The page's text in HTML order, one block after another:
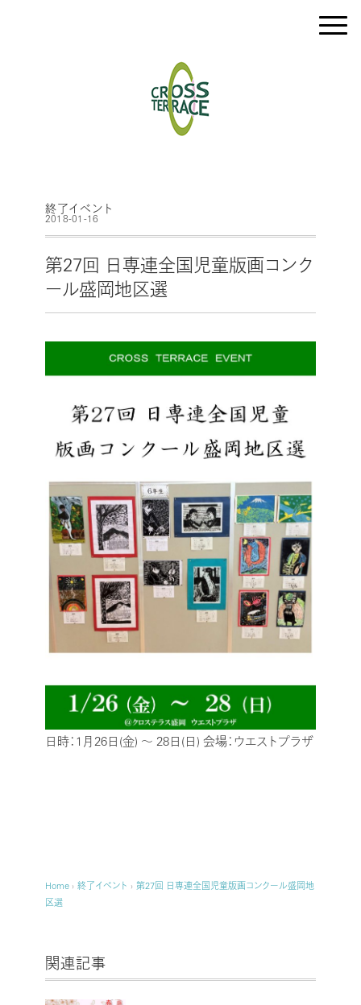
終了イベント
2018-01-16
第27回 日専連全国児童版画コンク
ール盛岡地区選
日時：1月26日(金) ～ 28日(日) 会場：ウエストプラザ
Home › 終了イベント › 第27回 日専連全国児童版画コンクール盛岡地
区選
関連記事